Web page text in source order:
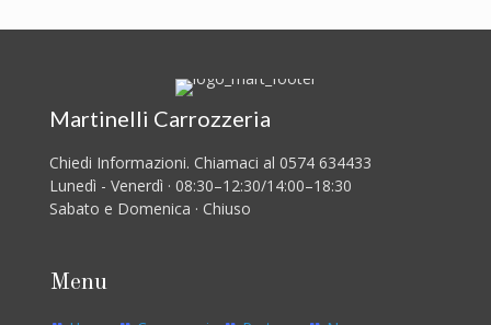
Martinelli Carrozzeria
Chiedi Informazioni. Chiamaci al 0574 634433
Lunedì - Venerdì · 08:30–12:30/14:00–18:30
Sabato e Domenica · Chiuso
Menu